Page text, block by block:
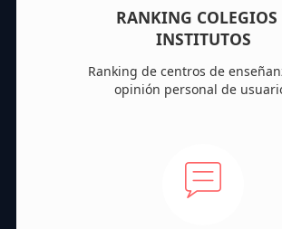
RANKING COLEGIOS
INSTITUTOS
Ranking de centros de
opinión personal de